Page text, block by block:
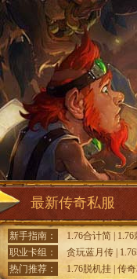
最新传奇私服
新手指南： 1.76合计简 1.76
职业卡组：
贪玩蓝月传
热门推荐：
1.76脱机挂 传